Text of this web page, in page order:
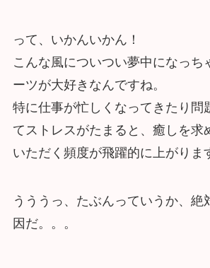
って、いかんいかん！
こんな風についつい夢中になっち
ーツが大好きなんですね。
特に仕事が忙しくなってきたり問
てストレスがたまると、癒しを求
いただく頻度が飛躍的に上がりま
うううっ、たぶんっていうか、絶
因だ。。。